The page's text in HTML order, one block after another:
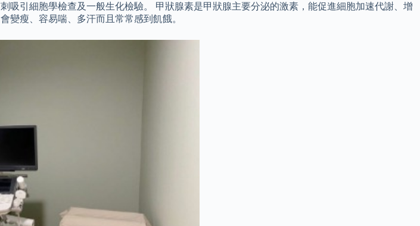
引細胞學檢查及一般生化檢驗。 甲狀腺素是甲狀腺主要分泌的激素，能促進細胞加速代謝、增
變瘦、容易喘、多汗而且常常感到飢餓。